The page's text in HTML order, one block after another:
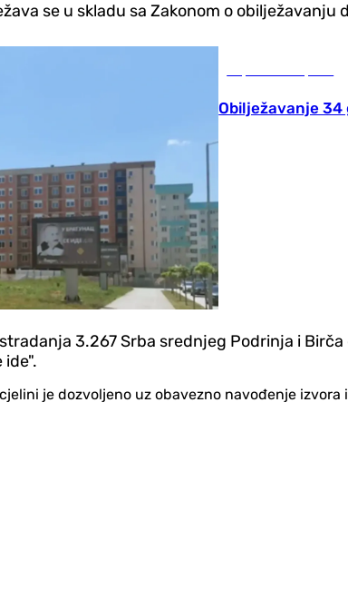
se u skladu sa Zakonom o obilježavanju
Obilježavanje 34
3.267 Srba srednjeg Podrinja i
je dozvoljeno uz obavezno navođenje